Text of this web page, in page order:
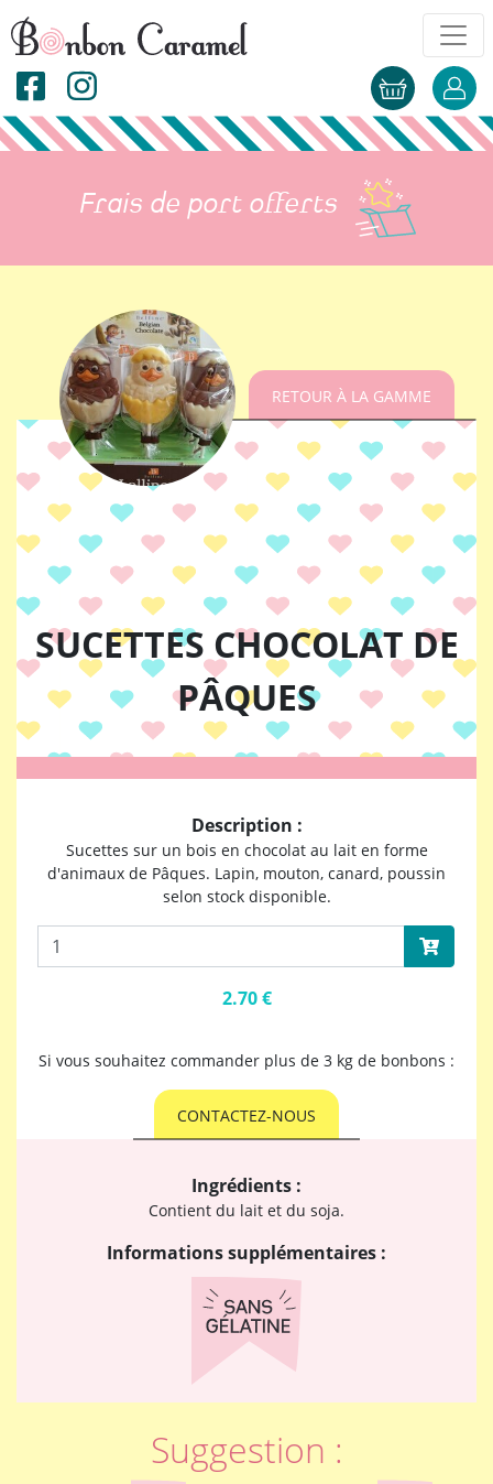
Frais de port offerts
RETOUR À LA GAMME
SUCETTES CHOCOLAT DE
PÂQUES
Description :
Sucettes sur un bois en chocolat au lait en forme
d'animaux de Pâques. Lapin, mouton, canard, poussin
selon stock disponible.
2.70 €
Si vous souhaitez commander plus de 3 kg de bonbons :
CONTACTEZ-NOUS
Ingrédients :
Contient du lait et du soja.
Informations supplémentaires :
Suggestion :